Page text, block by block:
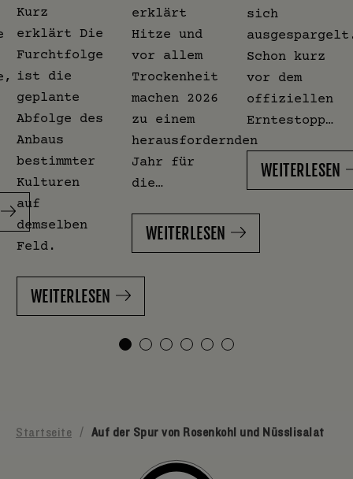
Kurz
erklärt Die
Furchtfolge
ist die
geplante
Abfolge des
Anbaus
bestimmter
Kulturen
auf
demselben
Feld.
WEITERLESEN
erklärt
Hitze und
vor allem
Trockenheit
machen 2026
zu einem
herausfordernden
Jahr für
die…
WEITERLESEN
sich
Schon kurz
vor dem
offiziellen
Erntestopp…
WEITERLESEN
Startseite / Auf der Spur von Rosenkohl und Nüsslisalat